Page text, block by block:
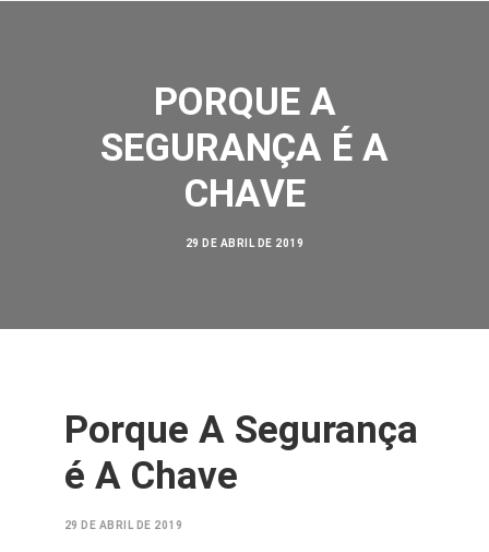
SEARCH
PORQUE A
SEGURANÇA É A
CHAVE
29 DE ABRIL DE 2019
Porque A Segurança
é A Chave
29 DE ABRIL DE 2019